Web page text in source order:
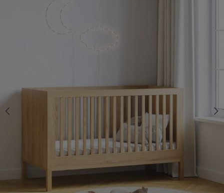
LEDIKANT «JAPANDI» | 60 X 120 CM |
Geniet van extra voordeel bij de aankoop van
een 2- of 3-delige babykamerset!
De prijs van de set wordt berekend op basis van de
verkoopprijs van de afzonderlijke producten.